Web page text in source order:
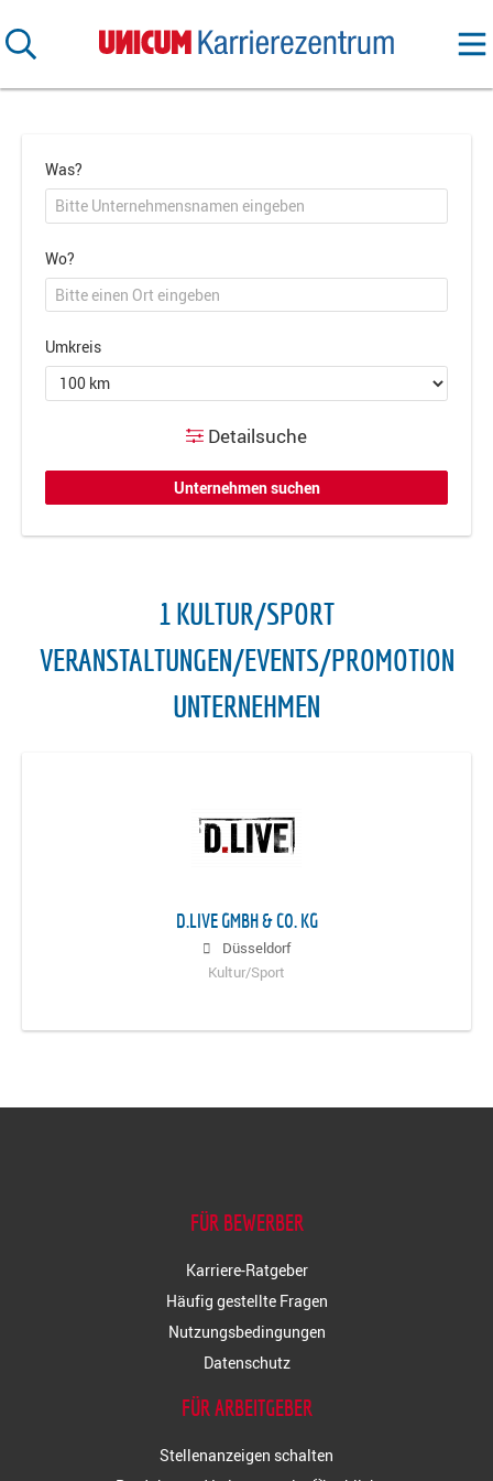
Was?
Wo?
Umkreis
Detailsuche
1 KULTUR/SPORT
VERANSTALTUNGEN/EVENTS/PROMOTION
UNTERNEHMEN
D.LIVE GMBH & CO. KG
Düsseldorf
Kultur/Sport
FÜR BEWERBER
Karriere-Ratgeber
Häufig gestellte Fragen
Nutzungsbedingungen
Datenschutz
FÜR ARBEITGEBER
Stellenanzeigen schalten